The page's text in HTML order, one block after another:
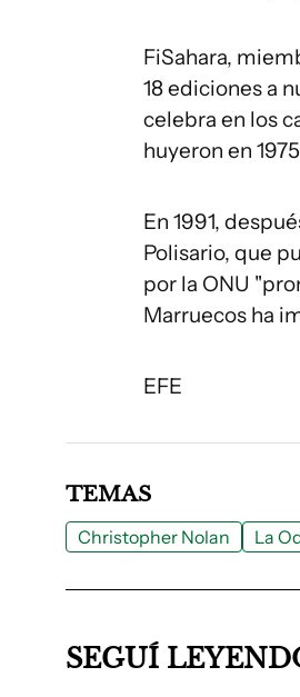
FiSahara,
18 ediciones a
celebra en los
huyeron en
En 1991,
Polisario, que
por la ONU
Marruecos ha
EFE
TEMAS
Christopher Nolan La
SEGUÍ